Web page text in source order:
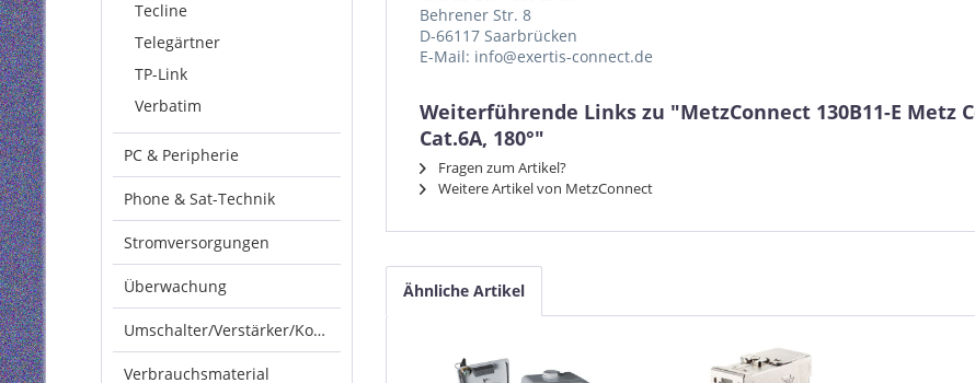
Tecline
Telegärtner
TP-Link
Verbatim
PC & Peripherie
Phone & Sat-Technik
Stromversorgungen
Überwachung
Umschalter/Verstärker/Konverter
Verbrauchsmaterial
Behrener Str. 8
D-66117 Saarbrücken
E-Mail: info@exertis-connect.de
Weiterführende Links zu "MetzConnect 130B11-E Metz
Cat.6A, 180°"
Fragen zum Artikel?
Weitere Artikel von MetzConnect
Ähnliche Artikel